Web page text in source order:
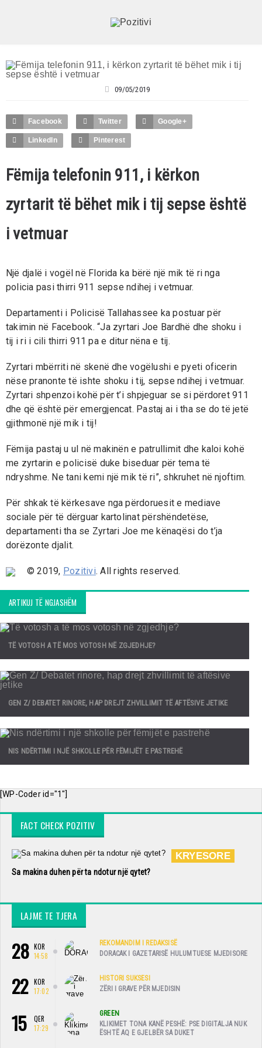
09/05/2019
Facebook Twitter Google+
LinkedIn Pinterest
Fëmija telefonin 911, i kërkon
zyrtarit të bëhet mik i tij sepse është
i vetmuar
Një djalë i vogël në Florida ka bërë një mik të ri nga
policia pasi thirri 911 sepse ndihej i vetmuar.
Departamenti i Policisë Tallahassee ka postuar për
takimin në Facebook. “Ja zyrtari Joe Bardhë dhe shoku i
tij i ri i cili thirri 911 pa e ditur nëna e tij.
Zyrtari mbërriti në skenë dhe vogëlushi e pyeti oficerin
nëse pranonte të ishte shoku i tij, sepse ndihej i vetmuar.
Zyrtari shpenzoi kohë për t’i shpjeguar se si përdoret 911
dhe që është për emergjencat. Pastaj ai i tha se do të jetë
gjithmonë një mik i tij!
Fëmija pastaj u ul në makinën e patrullimit dhe kaloi kohë
me zyrtarin e policisë duke biseduar për tema të
ndryshme. Ne tani kemi një mik të ri”, shkruhet në njoftim.
Për shkak të kërkesave nga përdoruesit e mediave
sociale për të dërguar kartolinat përshëndetëse,
departamenti tha se Zyrtari Joe me kënaqësi do t’ja
dorëzonte djalit.
© 2019, Pozitivi. All rights reserved.
ARTIKUJ TË NGJASHËM
TË VOTOSH A TË MOS VOTOSH NË ZGJEDHJE?
GEN Z/ DEBATET RINORE, HAP DREJT ZHVILLIMIT TË AFTËSIVE JETIKE
NIS NDËRTIMI I NJË SHKOLLE PËR FËMIJËT E PASTREHË
[WP-Coder id="1"]
FACT CHECK POZITIV
KRYESORE
Sa makina duhen për ta ndotur një qytet?
LAJME TE TJERA
28 KOR
14:58
REKOMANDIM I REDAKSISË
DORACAK I GAZETARISË HULUMTUESE MJEDISORE
22
KOR
17:02
HISTORI SUKSESI
ZËRI I GRAVE PËR MJEDISIN
15
QER
17:29
GREEN
KLIKIMET TONA KANË PESHË: PSE DIGITALJA NUK
ËSHTË AQ E GJELBËR SA DUKET